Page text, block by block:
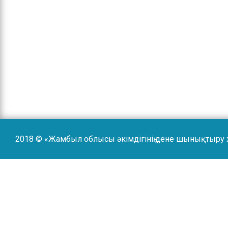
2018 © «Жамбыл облысы әкімдігінің дене